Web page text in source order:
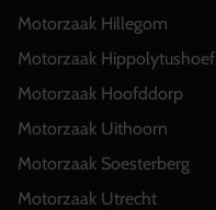
Motorzaak Hillegom
Motorzaak Hippolytushoef
Motorzaak Hoofddorp
Motorzaak Uithoorn
Motorzaak Soesterberg
Motorzaak Utrecht